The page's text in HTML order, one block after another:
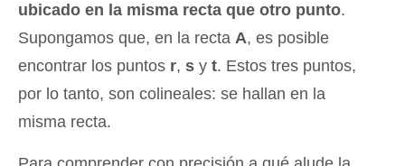
ubicado en la misma recta que otro punto.
Supongamos que, en la recta A, es posible
encontrar los puntos r, s y t. Estos tres puntos,
por lo tanto, son colineales: se hallan en la
misma recta.